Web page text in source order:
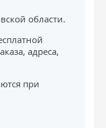
области.
адреса,
при